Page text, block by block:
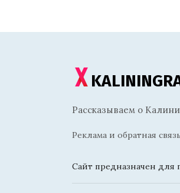
Рассказываем о
Реклама и обратная
Сайт предназначен для